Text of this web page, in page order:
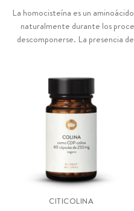
La homocisteína es un
naturalmente durante los
descomponerse. La presencia
CITICOLINA